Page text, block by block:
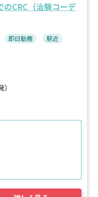
CRC（治験コーデ
即日勤務 駅近